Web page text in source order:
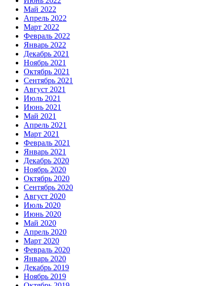
Май 2022
Апрель 2022
Март 2022
Февраль 2022
Январь 2022
Декабрь 2021
Ноябрь 2021
Октябрь 2021
Сентябрь 2021
Август 2021
Июль 2021
Июнь 2021
Май 2021
Апрель 2021
Март 2021
Февраль 2021
Январь 2021
Декабрь 2020
Ноябрь 2020
Октябрь 2020
Сентябрь 2020
Август 2020
Июль 2020
Июнь 2020
Май 2020
Апрель 2020
Март 2020
Февраль 2020
Январь 2020
Декабрь 2019
Ноябрь 2019